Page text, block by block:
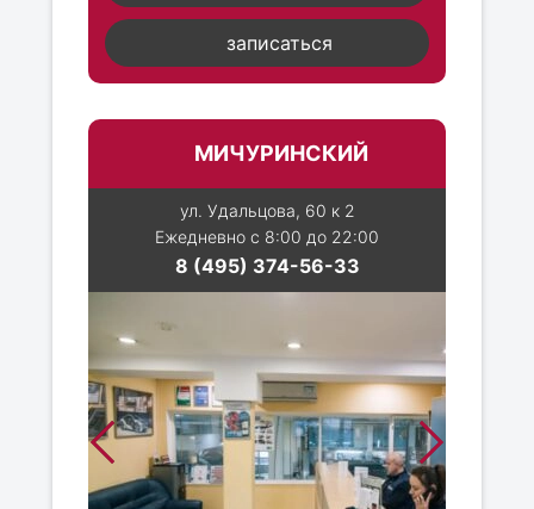
записаться
МИЧУРИНСКИЙ
ул. Удальцова, 60 к 2
Ежедневно с 8:00 до 22:00
8 (495) 374-56-33